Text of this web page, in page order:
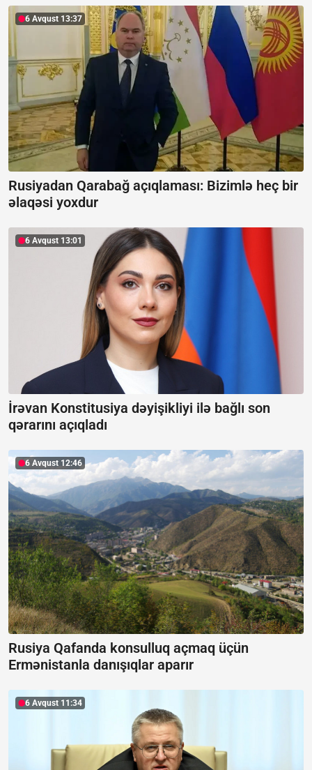
6 Avqust 13:37
Rusiyadan Qarabağ açıqlaması: Bizimlə heç bir
əlaqəsi yoxdur
6 Avqust 13:01
İrəvan Konstitusiya dəyişikliyi ilə bağlı son
qərarını açıqladı
6 Avqust 12:46
Rusiya Qafanda konsulluq açmaq üçün
Ermənistanla danışıqlar aparır
6 Avqust 11:34